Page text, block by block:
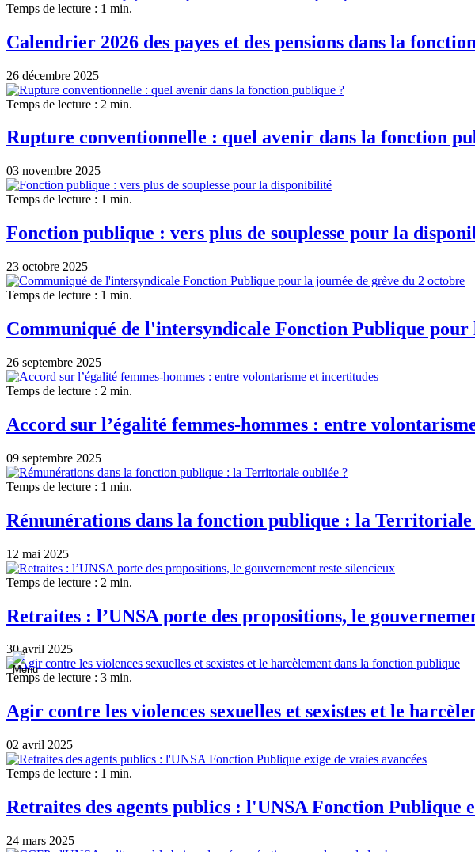
Temps de lecture : 1 min.
Calendrier 2026 des payes et des pensions dans la
26 décembre 2025
Temps de lecture : 2 min.
Rupture conventionnelle : quel avenir dans la fonction
03 novembre 2025
Temps de lecture : 1 min.
Fonction publique : vers plus de souplesse pour la
23 octobre 2025
Temps de lecture : 1 min.
Communiqué de l'intersyndicale Fonction Publique pour
26 septembre 2025
Temps de lecture : 2 min.
Accord sur l’égalité femmes-hommes : entre
09 septembre 2025
Temps de lecture : 1 min.
Rémunérations dans la fonction publique : la Territoriale
12 mai 2025
Temps de lecture : 2 min.
Retraites : l’UNSA porte des propositions, le
30 avril 2025
Temps de lecture : 3 min.
Agir contre les violences sexuelles et sexistes et le
02 avril 2025
Temps de lecture : 1 min.
Retraites des agents publics : l'UNSA Fonction Publique
24 mars 2025